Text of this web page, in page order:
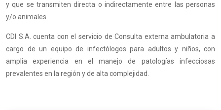
y que se transmiten directa o indirectamente entre las personas
y/o animales.
CDI S.A. cuenta con el servicio de Consulta externa ambulatoria a
cargo de un equipo de infectólogos para adultos y niños, con
amplia experiencia en el manejo de patologías infecciosas
prevalentes en la región y de alta complejidad.